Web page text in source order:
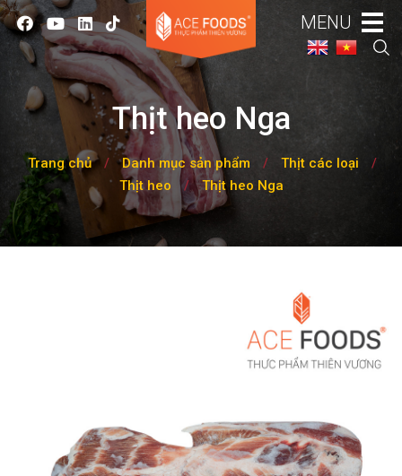
MENU
Thịt heo Nga
Trang chủ / Danh mục sản phẩm / Thịt các loại
/
Thịt heo / Thịt heo Nga